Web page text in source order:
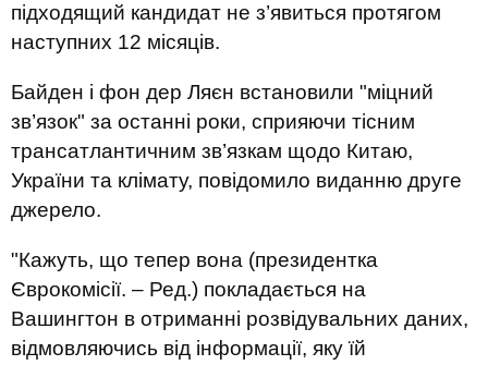
підходящий кандидат не з’явиться протягом
наступних 12 місяців.
Байден і фон дер Ляєн встановили "міцний
зв’язок" за останні роки, сприяючи тісним
трансатлантичним зв’язкам щодо Китаю,
України та клімату, повідомило виданню друге
джерело.
"Кажуть, що тепер вона (президентка
Єврокомісії. – Ред.) покладається на
Вашингтон в отриманні розвідувальних даних,
відмовляючись від інформації, яку їй